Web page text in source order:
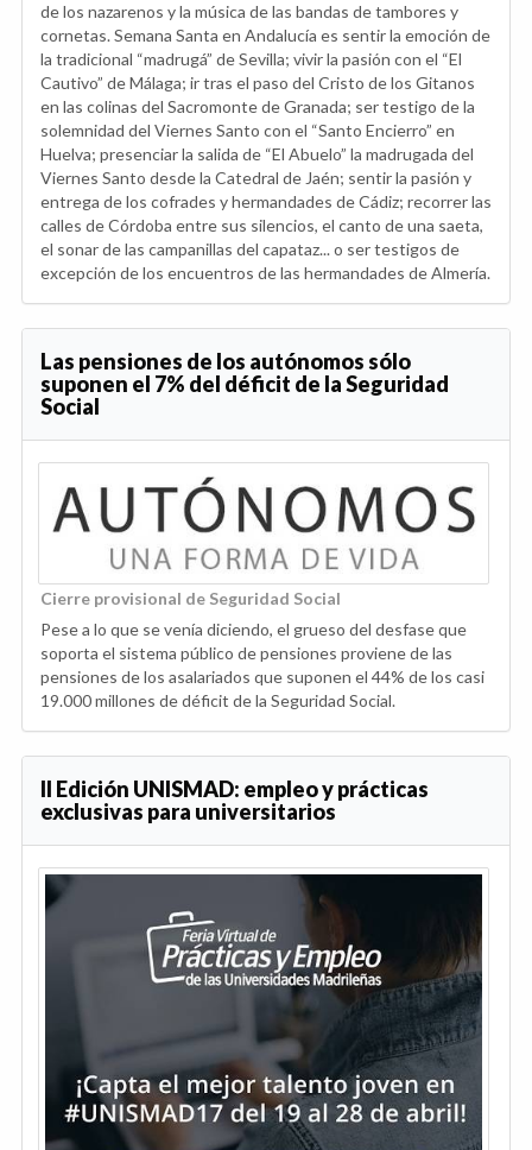
de los nazarenos y la música de las bandas de tambores y
cornetas. Semana Santa en Andalucía es sentir la emoción de
la tradicional “madrugá” de Sevilla; vivir la pasión con el “El
Cautivo” de Málaga; ir tras el paso del Cristo de los Gitanos
en las colinas del Sacromonte de Granada; ser testigo de la
solemnidad del Viernes Santo con el “Santo Encierro” en
Huelva; presenciar la salida de “El Abuelo” la madrugada del
Viernes Santo desde la Catedral de Jaén; sentir la pasión y
entrega de los cofrades y hermandades de Cádiz; recorrer las
calles de Córdoba entre sus silencios, el canto de una saeta,
el sonar de las campanillas del capataz... o ser testigos de
excepción de los encuentros de las hermandades de Almería.
Las pensiones de los autónomos sólo
suponen el 7% del déficit de la Seguridad
Social
Cierre provisional de Seguridad Social
Pese a lo que se venía diciendo, el grueso del desfase que
soporta el sistema público de pensiones proviene de las
pensiones de los asalariados que suponen el 44% de los casi
19.000 millones de déficit de la Seguridad Social.
II Edición UNISMAD: empleo y prácticas
exclusivas para universitarios